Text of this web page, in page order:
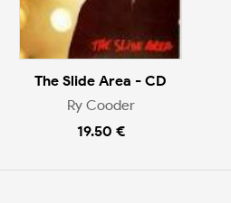
The Slide Area - CD
Ry Cooder
19.50 €